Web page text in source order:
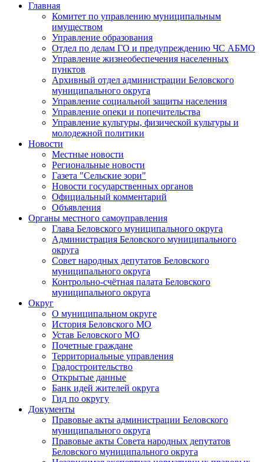
Главная
Комитет по управлению муниципальным
имуществом
Управление образования
Отдел по делам ГО и предупреждению ЧС АБМО
Управление жизнеобеспечения населенных
пунктов
Архивный отдел администрации Беловского
муниципального округа
Управление социальной защиты населения
Управление опеки и попечительства
Управление культуры, физической культуры и
молодежной политики
Новости
Местные новости
Региональные новости
Газета "Сельские зори"
Новости государственных органов
Официальный комментарий
Объявления
Органы местного самоуправления
Глава Беловского муниципального округа
Администрация Беловского муниципального
округа
Совет народных депутатов Беловского
муниципального округа
Контрольно-счётная палата Беловского
муниципального округа
Округ
О муниципальном округе
История Беловского МО
Устав Беловского МО
Почетные граждане
Территориальные управления
Градостроительство
Открытые данные
Банк идей жителей округа
Гид по округу
Документы
Правовые акты администрации Беловского
муниципального округа
Правовые акты Совета народных депутатов
Беловского муниципального округа